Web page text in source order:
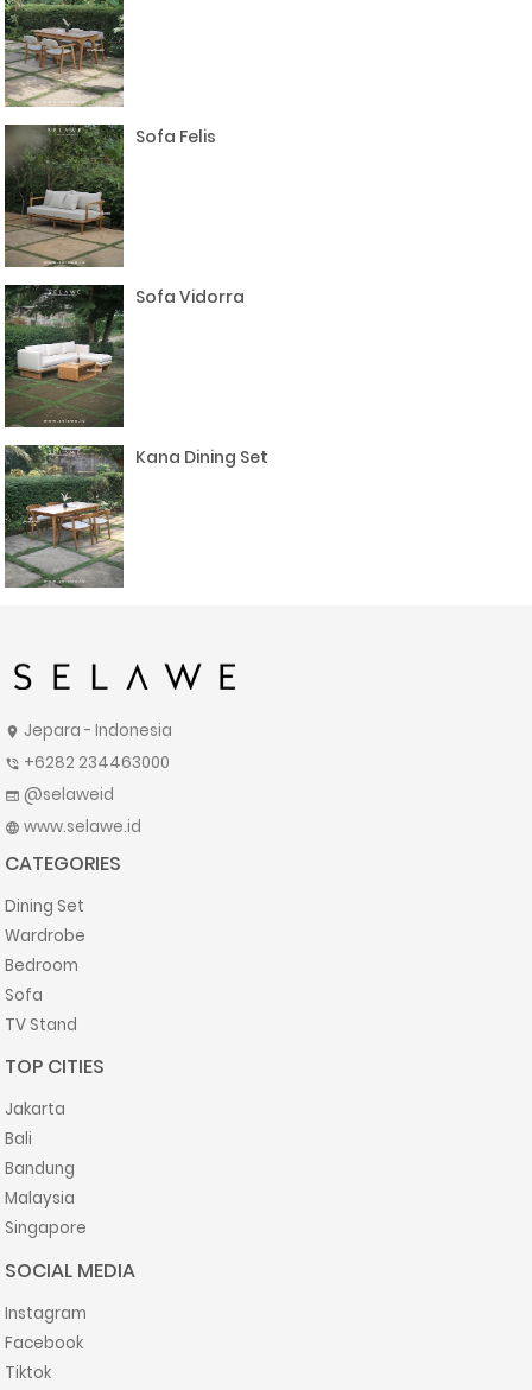
Sofa Felis
Sofa Vidorra
Kana Dining Set
location_on Jepara - Indonesia
phone_in_talk +6282 234463000
web @selaweid
language www.selawe.id
CATEGORIES
Dining Set
Wardrobe
Bedroom
Sofa
TV Stand
TOP CITIES
Jakarta
Bali
Bandung
Malaysia
Singapore
SOCIAL MEDIA
Instagram
Facebook
Tiktok